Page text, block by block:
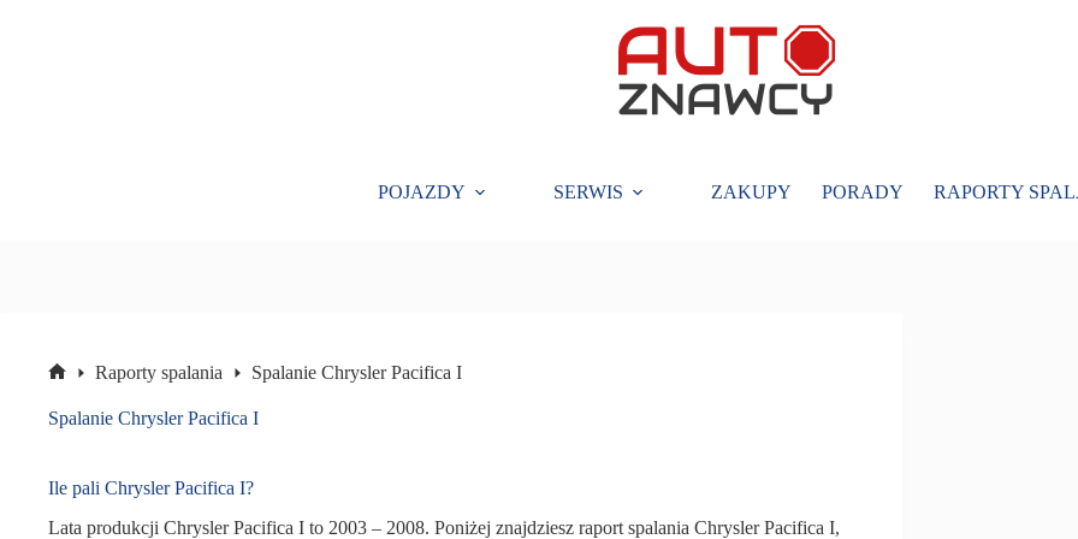
POJAZDY SERWIS ZAKUPY PORADY RAPORTY
główna
Raporty spalania Spalanie Chrysler Pacifica I
Spalanie Chrysler Pacifica I
Ile pali Chrysler Pacifica I?
Lata produkcji Chrysler Pacifica I to 2003 – 2008. Poniżej znajdziesz raport spalania Chrysler Pacifica I,